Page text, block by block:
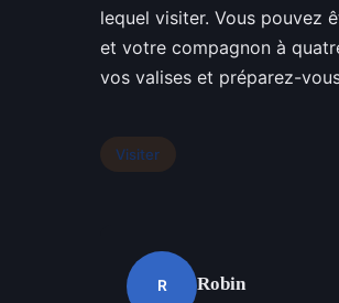
lequel visiter. Vous pouvez
et votre compagnon à
vos valises et préparez-
Visiter
R Robin